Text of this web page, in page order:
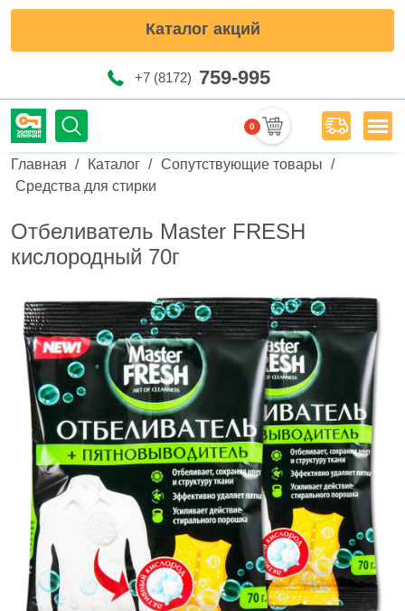
Каталог акций
+7 (8172) 759-995
0 Меню
Строка навигации
Главная Каталог
Сопутствующие товары
Средства для стирки
Отбеливатель Master FRESH
кислородный 70г